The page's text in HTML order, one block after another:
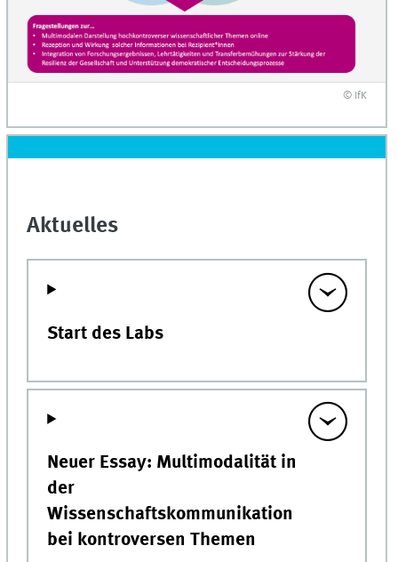
© IfK
Aktuelles
Start des Labs
Neuer Essay: Multimodalität in
der
Wissenschaftskommunikation
bei kontroversen Themen